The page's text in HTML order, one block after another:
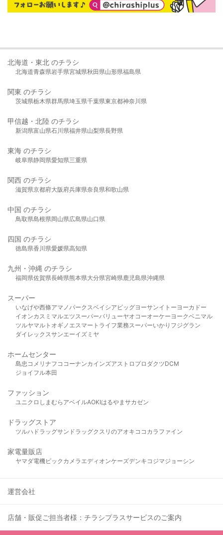
北海道・東北 のチラシ
北海道青森県岩手県宮城県秋田県山形県福島県
関東 のチラシ
茨城県栃木県群馬県埼玉県千葉県東京都神奈川県
甲信越・北陸 のチラシ
新潟県富山県石川県福井県山梨県長野県
東海 のチラシ
岐阜県静岡県愛知県三重県
関西 のチラシ
滋賀県京都府大阪府兵庫県奈良県和歌山県
中国 のチラシ
鳥取県島根県岡山県広島県山口県
四国 のチラシ
徳島県香川県愛媛県高知県
九州・沖縄 のチラシ
福岡県佐賀県長崎県熊本県大分県宮崎県鹿児島県沖縄県
スーパー
いなげや西條アマノパークスベイシア ビッグヨーサンイトーヨーカドー
イオンカスミ マルエツスーパーバリューヤオコーオーケー ヨークベニマル
ツルヤマルト オギノ エスマート ライフ業務スーパーいかり フジグラン
ダイレックスサンエーイズミヤ
ホームセンター
島忠 コメリ ナフコ コーナンカインズアストロプロダクツDCM
ジョイフル本田
ファッション
ユニクロ しまむら アベイルAOKIはるやま サカゼン
ドラッグストア
ツルハドラッグサンドラッグクスリのアオキ ココカラファイン
家電量販店
ヤマダ電機ビックカメラ エディオンケーズデンキ コジマジョーシン
運営会社
店舗・販促ご担当者様：チラシプラスサービスのご案内